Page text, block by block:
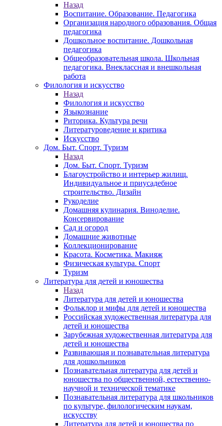
Назад
Воспитание. Образование. Педагогика
Организация народного образования. Общая
педагогика
Дошкольное воспитание. Дошкольная
педагогика
Общеобразовательная школа. Школьная
педагогика. Внеклассная и внешкольная
работа
Филология и искусство
Назад
Филология и искусство
Языкознание
Риторика. Культура речи
Литературоведение и критика
Искусство
Дом. Быт. Спорт. Туризм
Назад
Дом. Быт. Спорт. Туризм
Благоустройство и интерьер жилищ.
Индивидуальное и приусадебное
строительство. Дизайн
Рукоделие
Домашняя кулинария. Виноделие.
Консервирование
Сад и огород
Домашние животные
Коллекционирование
Красота. Косметика. Макияж
Физическая культура. Спорт
Туризм
Литература для детей и юношества
Назад
Литература для детей и юношества
Фольклор и мифы для детей и юношества
Российская художественная литература для
детей и юношества
Зарубежная художественная литература для
детей и юношества
Развивающая и познавательная литература
для дошкольников
Познавательная литература для детей и
юношества по общественной, естественно-
научной и технической тематике
Познавательная литература для школьников
по культуре, филологическим наукам,
искусству
Литература для детей и юношества по